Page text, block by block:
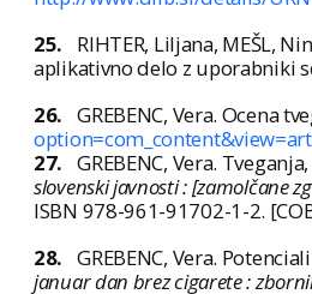
25.
RIHTER, Liljana, MEŠL,
aplikativno delo z uporabniki
26. GREBENC, Vera. Ocena
27. GREBENC, Vera.
slovenski javnosti : [zamolčane
ISBN 978-961-91702-1-2.
28. GREBENC, Vera.
januar dan brez cigarete :